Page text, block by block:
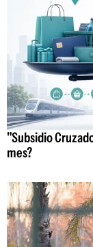
"Subsidio
mes?